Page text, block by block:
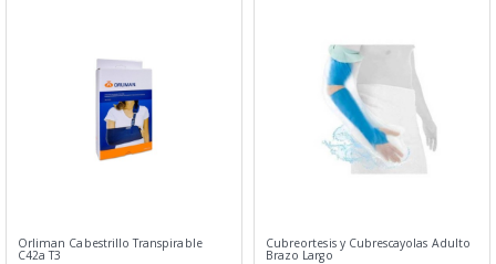
Orliman Cabestrillo Transpirable
C42a T3
Cubreortesis y Cubrescayolas Adulto
Brazo Largo